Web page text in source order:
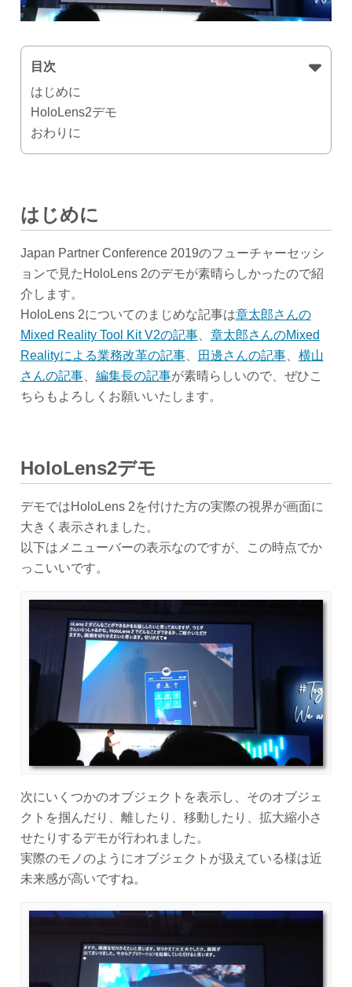
目次
はじめに
HoloLens2デモ
おわりに
はじめに
Japan Partner Conference 2019のフューチャーセッシ
ョンで見たHoloLens 2のデモが素晴らしかったので紹
介します。
HoloLens 2についてのまじめな記事は章太郎さんの
Mixed Reality Tool Kit V2の記事、 章太郎さんのMixed
Realityによる業務改革の記事、 田邊さんの記事、 横山
さんの記事、 編集長の記事が素晴らしいので、ぜひこ
ちらもよろしくお願いいたします。
HoloLens2デモ
デモではHoloLens 2を付けた方の実際の視界が画面に
大きく表示されました。
以下はメニューバーの表示なのですが、この時点でか
っこいいです。
次にいくつかのオブジェクトを表示し、そのオブジェ
クトを掴んだり、離したり、移動したり、拡大縮小さ
せたりするデモが行われました。
実際のモノのようにオブジェクトが扱えている様は近
未来感が高いですね。